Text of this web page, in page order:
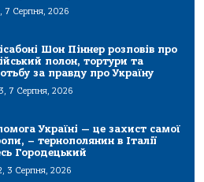
7 Серпня, 2026
Шон Піннер розповів про
полон, тортури та
за правду про Україну
7 Серпня, 2026
Україні — це захист самої
– тернополянин в Італії
Городецький
3 Серпня, 2026